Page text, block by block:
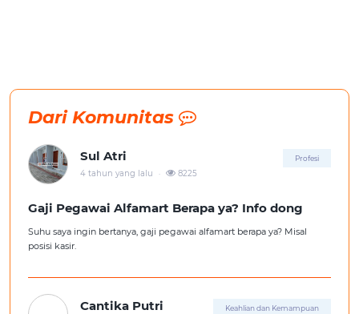
Dari Komunitas
Sul Atri Profesi
4 tahun yang lalu 8225
Gaji Pegawai Alfamart Berapa ya? Info dong
Suhu saya ingin bertanya, gaji pegawai alfamart berapa ya? Misal
posisi kasir.
Cantika Putri Keahlian dan Kemampuan